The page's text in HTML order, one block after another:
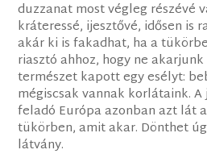
duzzanat most végleg részévé
kráteressé, ijesztővé, idősen is
akár ki is fakadhat, ha a
riasztó ahhoz, hogy ne
természet kapott egy esélyt:
mégiscsak vannak korlátaink.
feladó Európa azonban azt lát
tükörben, amit akar. Dönthet
látvány.